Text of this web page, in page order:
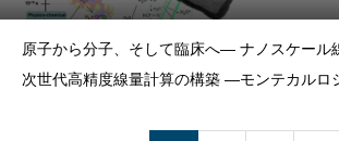
原子から分子、そして臨床へ― ナノスケール
次世代高精度線量計算の構築 ―モンテカルロ